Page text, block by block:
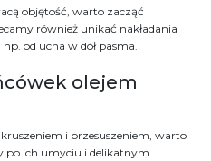
objętość, warto zacząć
również unikać nakładania
od ucha w dół pasma.
olejem
i przesuszeniem, warto
po ich umyciu i delikatnym